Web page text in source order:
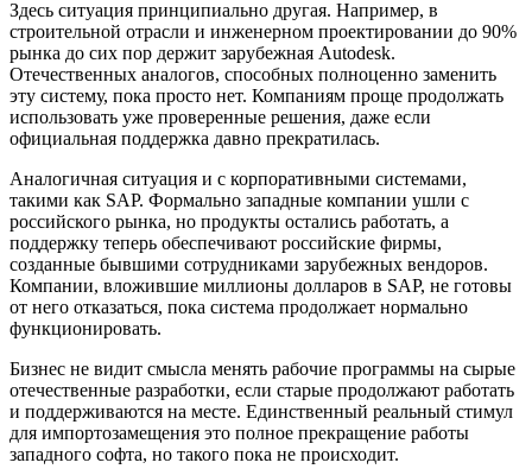
Здесь ситуация принципиально другая. Например, в
строительной отрасли и инженерном проектировании до 90%
рынка до сих пор держит зарубежная Autodesk.
Отечественных аналогов, способных полноценно заменить
эту систему, пока просто нет. Компаниям проще продолжать
использовать уже проверенные решения, даже если
официальная поддержка давно прекратилась.
Аналогичная ситуация и с корпоративными системами,
такими как SAP. Формально западные компании ушли с
российского рынка, но продукты остались работать, а
поддержку теперь обеспечивают российские фирмы,
созданные бывшими сотрудниками зарубежных вендоров.
Компании, вложившие миллионы долларов в SAP, не готовы
от него отказаться, пока система продолжает нормально
функционировать.
Бизнес не видит смысла менять рабочие программы на сырые
отечественные разработки, если старые продолжают работать
и поддерживаются на месте. Единственный реальный стимул
для импортозамещения это полное прекращение работы
западного софта, но такого пока не происходит.